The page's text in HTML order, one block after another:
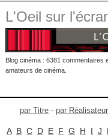
L'Oeil sur
Blog cinéma : 6381 commentaires
amateurs de cinéma.
par Titre -par Réalisateur
A B C D E F G H I J